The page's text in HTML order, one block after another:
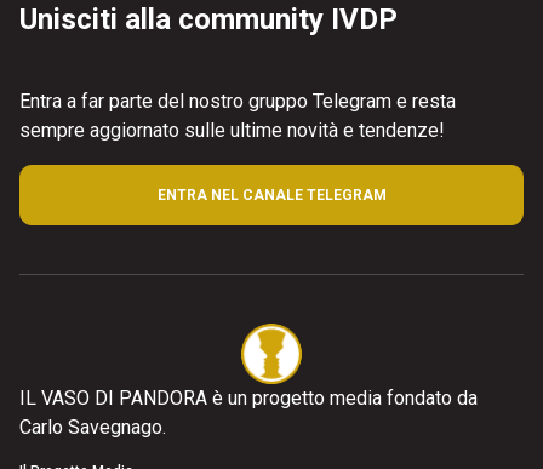
Unisciti alla community IVDP
Entra a far parte del nostro gruppo Telegram e resta
sempre aggiornato sulle ultime novità e tendenze!
ENTRA NEL CANALE TELEGRAM
IL VASO DI PANDORA è un progetto media fondato da
Carlo Savegnago.